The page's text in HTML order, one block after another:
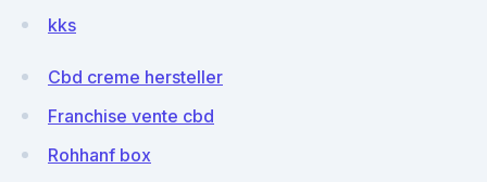
kks
Cbd creme hersteller
Franchise vente cbd
Rohhanf box